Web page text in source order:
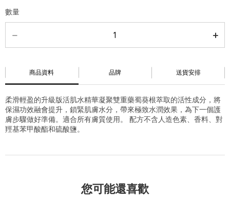
數量
商品資料 品牌 送貨安排
柔滑輕盈的升級版活肌水精華凝聚雙重藥蜀葵根萃取的活性成分，將
保濕功效融會提升，鎖緊肌膚水分，帶來極致水潤效果，為下一個護
膚步驟做好準備。適合所有膚質使用。 配方不含人造色素、香料、對
羥基苯甲酸酯和硫酸鹽。
您可能還喜歡